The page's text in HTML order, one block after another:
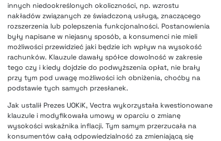
innych niedookreślonych okoliczności, np. wzrostu
nakładów związanych ze świadczoną usługą, znaczącego
rozszerzenia lub polepszenia funkcjonalności. Postanowienia
były napisane w niejasny sposób, a konsumenci nie mieli
możliwości przewidzieć jaki będzie ich wpływ na wysokość
rachunków. Klauzule dawały spółce dowolność w zakresie
tego czy i kiedy dojdzie do podwyższenia opłat, nie brały
przy tym pod uwagę możliwości ich obniżenia, choćby na
podstawie tych samych przesłanek.
Jak ustalił Prezes UOKiK, Vectra wykorzystała kwestionowane
klauzule i modyfikowała umowy w oparciu o zmianę
wysokości wskaźnika inflacji. Tym samym przerzucała na
konsumentów całą odpowiedzialność za zmieniającą się